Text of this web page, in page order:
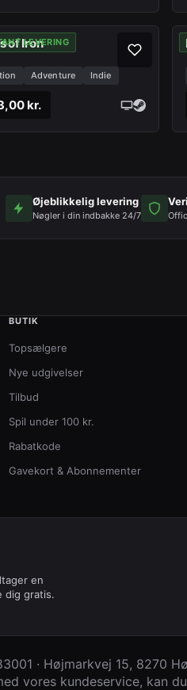
LEVERING
of Iron
Adventure Indie
kr.
Øjeblikkelig levering
Nøgler i din indbakke 24/7
BUTIK
Topsælgere
Nye udgivelser
Tilbud
Spil under 100 kr.
Rabatkode
Gavekort & Abonnementer
en
dig gratis.
· Højmarkvej 15, 8270
vores kundeservice, kan